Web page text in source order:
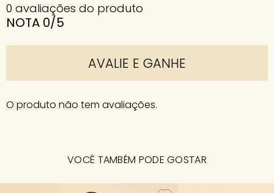
0 avaliações do produto
NOTA 0/5
AVALIE E GANHE
O produto não tem avaliações.
VOCÊ TAMBÉM PODE GOSTAR